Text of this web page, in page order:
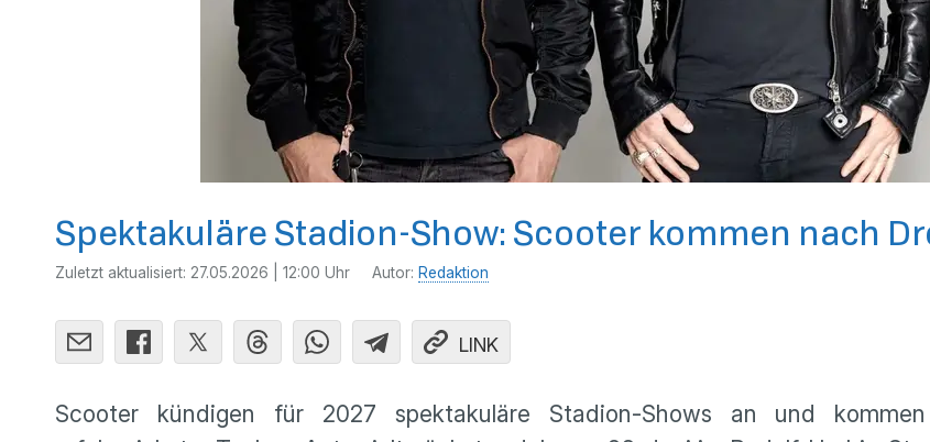
Spektakuläre Stadion-Show: Scooter kommen nach
Zuletzt aktualisiert: 27.05.2026 | 12:00 Uhr Autor: Redaktion
LINK
Scooter kündigen für 2027 spektakuläre Stadion-Shows an und